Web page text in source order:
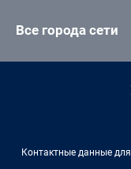
Все города сети
Контактные данные